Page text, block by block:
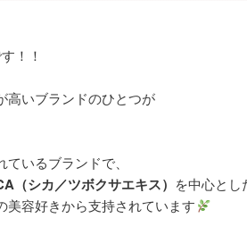
！！
高いブランドのひとつが
いるブランドで、
（シカ／ツボクサエキス） を中心とし
美容好きから支持されています